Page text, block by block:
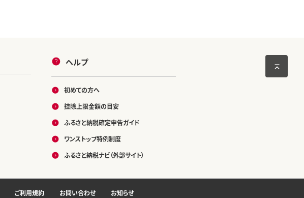
ヘルプ
初めての方へ
控除上限金額の目安
ふるさと納税確定申告ガイド
ワンストップ特例制度
ふるさと納税ナビ（外部サイト）
ご利用規約 お問い合わせ お知らせ